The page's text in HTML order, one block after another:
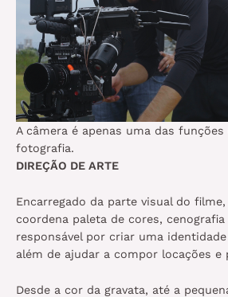
A câmera é apenas uma das
fotografia.
DIREÇÃO DE ARTE
Encarregado da parte visual do
coordena paleta de cores,
responsável por criar uma
além de ajudar a compor locações e
Desde a cor da gravata, até a